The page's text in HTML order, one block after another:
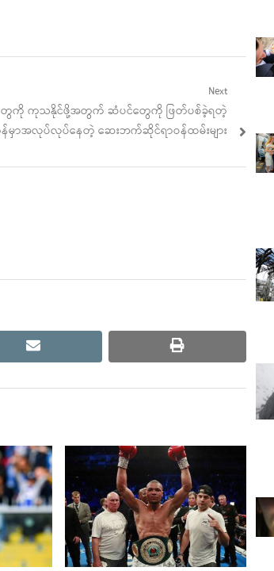
Next
ေကို ကုသနိုင်ဖို့အတွက် ဆံပင်တွေကို ဖြတ်ပစ်ခဲ့ရတဲ့
မှာအလုပ်လုပ်နေတဲ့ ဆေးဘက်ဆိုင်ရာဝန်ထမ်းများ
email print